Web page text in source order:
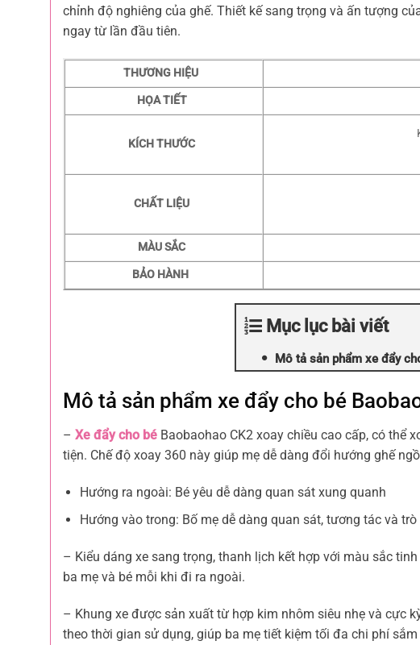
chỉnh độ nghiêng của ghế. Thiết kế sang trọng và ấn tượng
ngay từ lần đầu tiên.
THƯƠNG HIỆU
HỌA TIẾT
KÍCH THƯỚC
CHẤT LIỆU
MÀU SẮC
BẢO HÀNH
Mục lục bài viết
Mô tả sản phẩm xe đẩy
Mô tả sản phẩm xe đẩy cho bé
– Xe đẩy cho bé Baobaohao CK2 xoay chiều cao cấp, có thể
tiện. Chế độ xoay 360 này giúp mẹ dễ dàng đổi hướng ghế
Hướng ra ngoài: Bé yêu dễ dàng quan sát xung quanh
Hướng vào trong: Bố mẹ dễ dàng quan sát, tương tác và
– Kiểu dáng xe sang trọng, thanh lịch kết hợp với màu sắc
ba mẹ và bé mỗi khi đi ra ngoài.
– Khung xe được sản xuất từ hợp kim nhôm siêu nhẹ và cực
theo thời gian sử dụng, giúp ba mẹ tiết kiệm tối đa chi phí